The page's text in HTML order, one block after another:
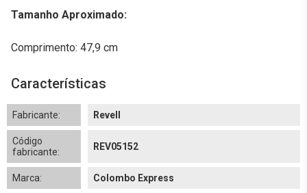
Tamanho Aproximado:
Comprimento: 47,9 cm
Características
Fabricante: Revell
Código
fabricante:
REV05152
Marca: Colombo Express